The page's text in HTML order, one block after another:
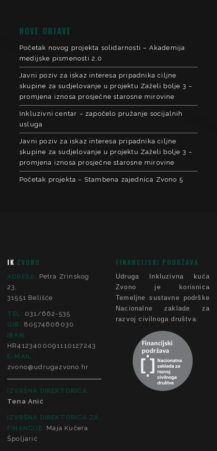
NOVE OBJAVE
Početak novog projekta solidarnosti – Akademija
medijske pismenosti 2.0
Javni poziv za iskaz interesa pripadnika ciljne
skupine za sudjelovanje u projektu Zaželi bolje 3 –
promjena iznosa prosječne starosne mirovine
Inkluzivni centar – započelo pružanje socijalnih
usluga
Javni poziv za iskaz interesa pripadnika ciljne
skupine za sudjelovanje u projektu Zaželi bolje 3 –
promjena iznosa prosječne starosne mirovine
Početak projekta – Stambena zajednica Zvono 5
IK ZVONO
ADRESA: Petra Zrinskog
23,
31551 Belišće
TEL: 031/662-535
OIB: 80574606030
IBAN:
HR4123400091110127243
E-MAIL:
zvono@udrugazvono.hr
IZVRŠNA DIREKTORICA:
Tena Anić
IZVRŠNA DIREKTORICA ZA
FINANCIJE: Maja Kučera
Špoljarić
FINANCIJSKI PODRŽAVA
Udruga Inkluzivna kuća
Zvono je korisnica
Temeljne sustavne podrške
Nacionalne zaklade za
razvoj civilnoga društva.